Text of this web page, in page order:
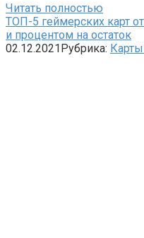
Читать полностью
ТОП-5 геймерских карт
и процентом на остаток
02.12.2021Рубрика: